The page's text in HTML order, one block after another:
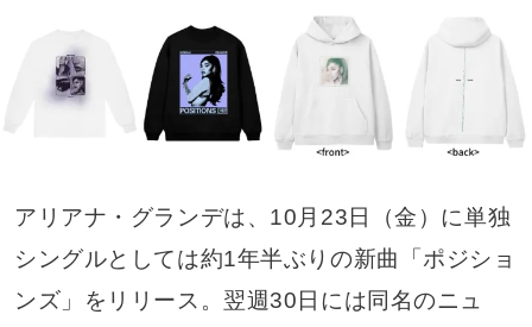
アリアナ・グランデは、10月23日（金）に単独
シングルとしては約1年半ぶりの新曲「ポジショ
ンズ」をリリース。翌週30日には同名のニュ